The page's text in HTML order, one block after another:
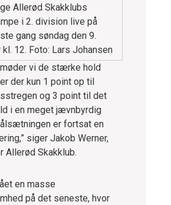
Allerød Skakklubs
i 2. division live på
gang søndag den 9.
12. Foto: Lars Johansen
vi de stærke hold
der kun 1 point op til
og 3 point til det
i en meget jævnbyrdig
er fortsat en
siger Jakob Werner,
Allerød Skakklub.
en masse
på det seneste, hvor